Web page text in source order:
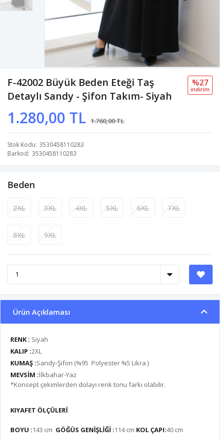
F-42002 Büyük Beden Eteği Taş
Detaylı Sandy - Şifon Takım- Siyah
1.280,00 TL 1.760,00 TL
%27
i̇ndi̇ri̇m
Stok Kodu 3530458110283
Barkod 3530458110283
Beden
2XL 3XL 4XL 5XL 6XL 7XL
8XL 9XL
Ürün Açıklaması
RENK : Siyah
KALIP :2XL
KUMAŞ :Sandy-Şifon (%95 Polyester %5 Likra )
MEVSİM :İlkbahar-Yaz
*Konsept çekimlerden dolayı renk tonu farkı olabilir.
KIYAFET ÖLÇÜLERİ
BOYU :143 cm GÖĞÜS GENİŞLİĞİ :114 cm KOL ÇAPI:40 cm